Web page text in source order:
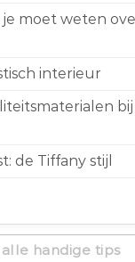
moet weten
interieur
de Tiffany stijl
handige tips